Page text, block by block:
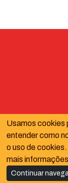
Usamos cookies
entender como
o uso de
mais
Continuar